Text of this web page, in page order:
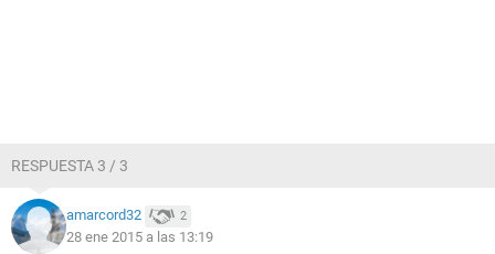
RESPUESTA 3 / 3
amarcord32 2
28 ene 2015 a las 13:19